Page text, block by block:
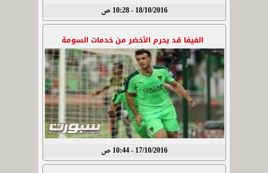
18/10/2016 - 10:28 ص
الفيفا قد يحرم الأخضر من خدمات السومة
17/10/2016 - 10:44 ص